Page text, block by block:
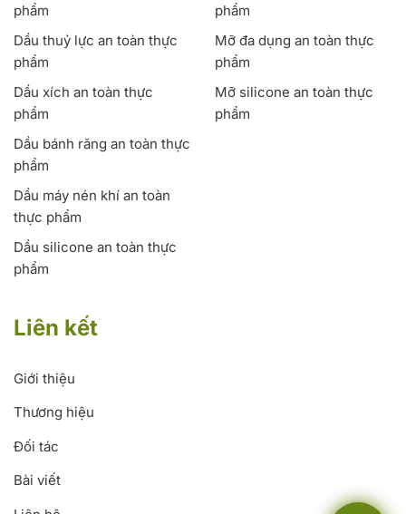
phẩm
phẩm
Dầu thuỷ lực an toàn thực
phẩm
Mỡ đa dụng an toàn thực
phẩm
Dầu xích an toàn thực
phẩm
Mỡ silicone an toàn thực
phẩm
Dầu bánh răng an toàn thực
phẩm
Dầu máy nén khí an toàn
thực phẩm
Dầu silicone an toàn thực
phẩm
Liên kết
Giới thiệu
Thương hiệu
Đối tác
Bài viết